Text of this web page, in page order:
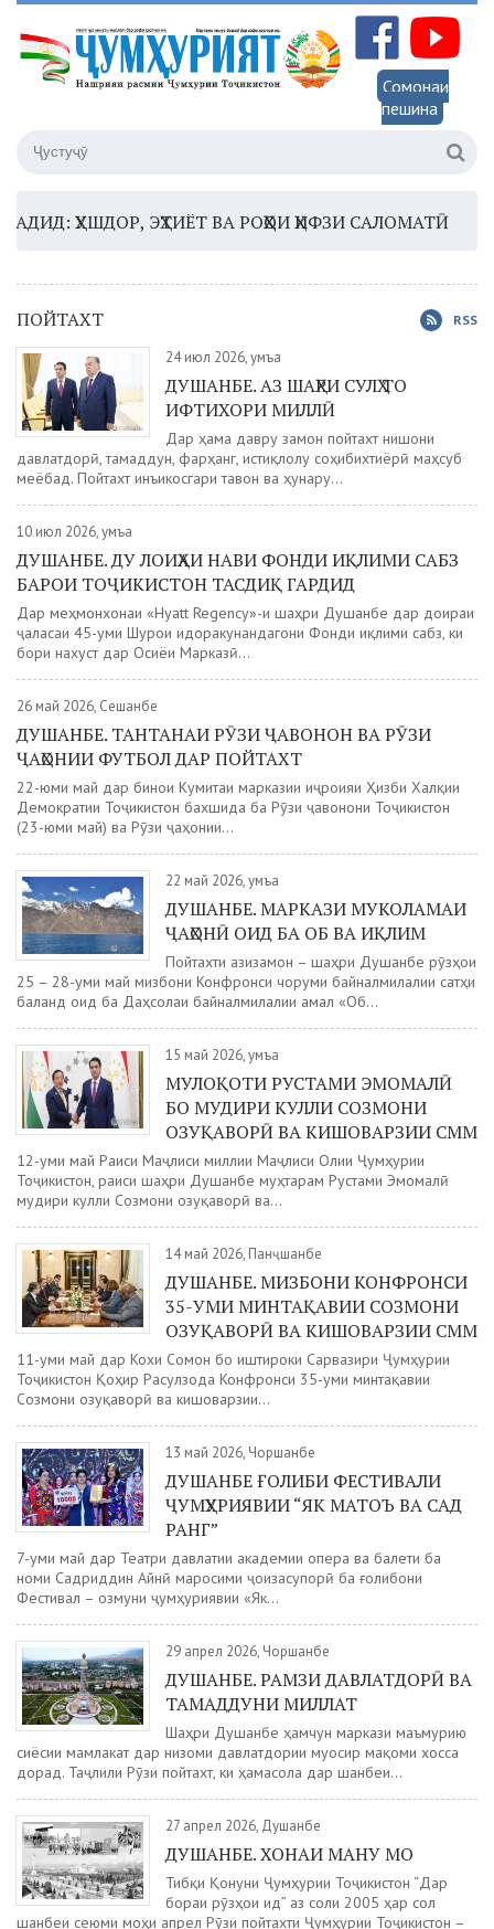
Сомонаи
пешина
ЭҲТИЁТ ВА РОҲҲОИ ҲИФЗИ САЛОМАТӢ16:35
ПОЙТАХТ RSS
24 июл 2026, Ҷумъа
ДУШАНБЕ. АЗ ШАҲРИ СУЛҲ ТО
ИФТИХОРИ МИЛЛӢ
Дар ҳама давру замон пойтахт нишони
давлатдорӣ, тамаддун, фарҳанг, истиқлолу соҳибихтиёрӣ маҳсуб
меёбад. Пойтахт инъикосгари тавон ва ҳунару...
10 июл 2026, Ҷумъа
ДУШАНБЕ. ДУ ЛОИҲАИ НАВИ ФОНДИ ИҚЛИМИ САБЗ
БАРОИ ТОҶИКИСТОН ТАСДИҚ ГАРДИД
Дар меҳмонхонаи «Hyatt Regency»-и шаҳри Душанбе дар доираи
ҷаласаи 45-уми Шурои идоракунандагони Фонди иқлими сабз, ки
бори нахуст дар Осиёи Марказӣ...
26 май 2026, Сешанбе
ДУШАНБЕ. ТАНТАНАИ РӮЗИ ҶАВОНОН ВА РӮЗИ
ҶАҲОНИИ ФУТБОЛ ДАР ПОЙТАХТ
22-юми май дар бинои Кумитаи марказии иҷроияи Ҳизби Халқии
Демократии Тоҷикистон бахшида ба Рӯзи ҷавонони Тоҷикистон
(23-юми май) ва Рӯзи ҷаҳонии...
22 май 2026, Ҷумъа
ДУШАНБЕ. МАРКАЗИ МУКОЛАМАИ
ҶАҲОНӢ ОИД БА ОБ ВА ИҚЛИМ
Пойтахти азизамон – шаҳри Душанбе рӯзҳои
25 – 28-уми май мизбони Конфронси чоруми байналмилалии сатҳи
баланд оид ба Даҳсолаи байналмилалии амал «Об...
15 май 2026, Ҷумъа
МУЛОҚОТИ РУСТАМИ ЭМОМАЛӢ
БО МУДИРИ КУЛЛИ СОЗМОНИ
ОЗУҚАВОРӢ ВА КИШОВАРЗИИ СММ
12-уми май Раиси Маҷлиси миллии Маҷлиси Олии Ҷумҳурии
Тоҷикистон, раиси шаҳри Душанбе муҳтарам Рустами Эмомалӣ
мудири кулли Созмони озуқаворӣ ва...
14 май 2026, Панҷшанбе
ДУШАНБЕ. МИЗБОНИ КОНФРОНСИ
35-УМИ МИНТАҚАВИИ СОЗМОНИ
ОЗУҚАВОРӢ ВА КИШОВАРЗИИ СММ
11-уми май дар Кохи Сомон бо иштироки Сарвазири Ҷумҳурии
Тоҷикистон Қоҳир Расулзода Конфронси 35-уми минтақавии
Созмони озуқаворӣ ва кишоварзии...
13 май 2026, Чоршанбе
ДУШАНБЕ ҒОЛИБИ ФЕСТИВАЛИ
ҶУМҲУРИЯВИИ “ЯК МАТОЪ ВА САД
РАНГ”
7-уми май дар Театри давлатии академии опера ва балети ба
номи Садриддин Айнӣ маросими ҷоизасупорӣ ба ғолибони
Фестивал – озмуни ҷумҳуриявии «Як...
29 апрел 2026, Чоршанбе
ДУШАНБЕ. РАМЗИ ДАВЛАТДОРӢ ВА
ТАМАДДУНИ МИЛЛАТ
Шаҳри Душанбе ҳамчун маркази маъмурию
сиёсии мамлакат дар низоми давлатдории муосир мақоми хосса
дорад. Таҷлили Рӯзи пойтахт, ки ҳамасола дар шанбеи...
27 апрел 2026, Душанбе
ДУШАНБЕ. ХОНАИ МАНУ МО
Тибқи Қонуни Ҷумҳурии Тоҷикистон “Дар
бораи рӯзҳои ид” аз соли 2005 ҳар сол
шанбеи сеюми моҳи апрел Рӯзи пойтахти Ҷумҳурии Тоҷикистон –